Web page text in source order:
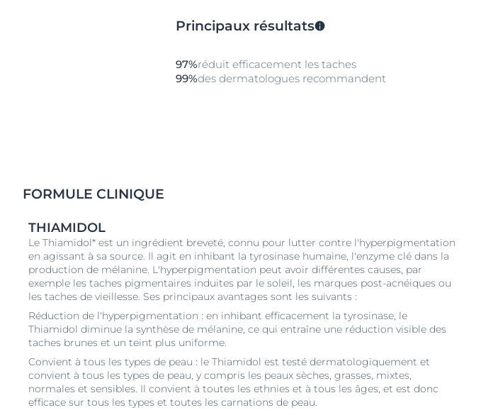
Principaux résultats
97%réduit efficacement les taches
99%des dermatologues recommandent
FORMULE CLINIQUE
THIAMIDOL
Le Thiamidol* est un ingrédient breveté, connu pour lutter contre l'hyperpigmentation
en agissant à sa source. Il agit en inhibant la tyrosinase humaine, l'enzyme clé dans la
production de mélanine. L'hyperpigmentation peut avoir différentes causes, par
exemple les taches pigmentaires induites par le soleil, les marques post-acnéiques ou
les taches de vieillesse. Ses principaux avantages sont les suivants :
Réduction de l'hyperpigmentation : en inhibant efficacement la tyrosinase, le
Thiamidol diminue la synthèse de mélanine, ce qui entraîne une réduction visible des
taches brunes et un teint plus uniforme.
Convient à tous les types de peau : le Thiamidol est testé dermatologiquement et
convient à tous les types de peau, y compris les peaux sèches, grasses, mixtes,
normales et sensibles. Il convient à toutes les ethnies et à tous les âges, et est donc
efficace sur tous les types et toutes les carnations de peau.